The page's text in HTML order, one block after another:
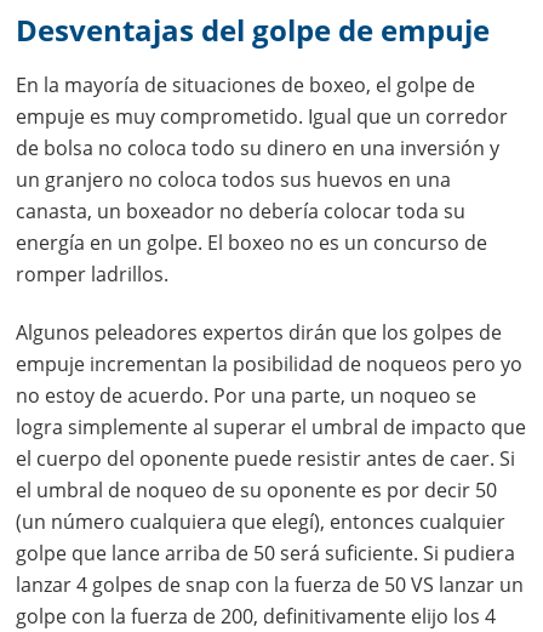
Desventajas del golpe de empuje
En la mayoría de situaciones de boxeo, el golpe de
empuje es muy comprometido. Igual que un corredor
de bolsa no coloca todo su dinero en una inversión y
un granjero no coloca todos sus huevos en una
canasta, un boxeador no debería colocar toda su
energía en un golpe. El boxeo no es un concurso de
romper ladrillos.
Algunos peleadores expertos dirán que los golpes de
empuje incrementan la posibilidad de noqueos pero yo
no estoy de acuerdo. Por una parte, un noqueo se
logra simplemente al superar el umbral de impacto que
el cuerpo del oponente puede resistir antes de caer. Si
el umbral de noqueo de su oponente es por decir 50
(un número cualquiera que elegí), entonces cualquier
golpe que lance arriba de 50 será suficiente. Si pudiera
lanzar 4 golpes de snap con la fuerza de 50 VS lanzar un
golpe con la fuerza de 200, definitivamente elijo los 4